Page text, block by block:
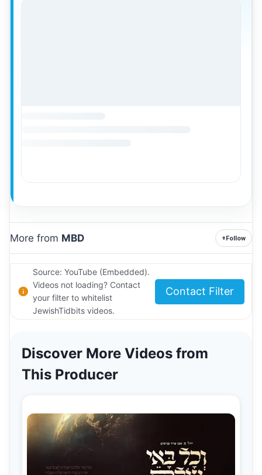
More from MBD +Follow
Source: YouTube (Embedded).
Videos not loading? Contact
your filter to whitelist
JewishTidbits videos.
Contact Filter
Discover More Videos from
This Producer